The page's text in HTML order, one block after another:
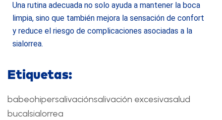
Una rutina adecuada no solo ayuda a mantener la boca
limpia, sino que también mejora la sensación de confort
y reduce el riesgo de complicaciones asociadas a la
sialorrea.
Etiquetas:
babeohipersalivaciónsalivación excesivasalud
bucalsialorrea